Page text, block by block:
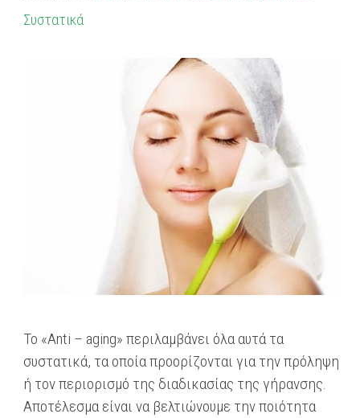
Συστατικά
Το «Anti – aging» περιλαμβάνει όλα αυτά τα
συστατικά, τα οποία προορίζονται για την πρόληψη
ή τον περιορισμό της διαδικασίας της γήρανσης.
Αποτέλεσμα είναι να βελτιώνουμε την ποιότητα